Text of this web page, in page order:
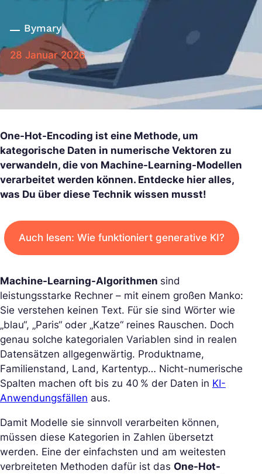
Bymary
28 Januar 2026
One-Hot-Encoding ist eine Methode, um
kategorische Daten in numerische Vektoren zu
verwandeln, die von Machine-Learning-Modellen
verarbeitet werden können. Entdecke hier alles,
was Du über diese Technik wissen musst!
Auch lesen: Wie funktioniert generative KI?
Machine-Learning-Algorithmen sind
leistungsstarke Rechner – mit einem großen Manko:
Sie verstehen keinen Text. Für sie sind Wörter wie
„blau“, „Paris“ oder „Katze“ reines Rauschen. Doch
genau solche kategorialen Variablen sind in realen
Datensätzen allgegenwärtig. Produktname,
Familienstand, Land, Kartentyp… Nicht-numerische
Spalten machen oft bis zu 40 % der Daten in KI-
Anwendungsfällen aus.
Damit Modelle sie sinnvoll verarbeiten können,
müssen diese Kategorien in Zahlen übersetzt
werden. Eine der einfachsten und am weitesten
verbreiteten Methoden dafür ist das One-Hot-